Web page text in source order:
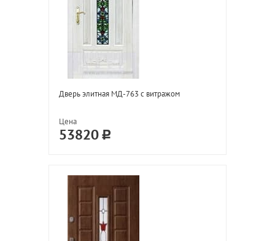
Дверь элитная МД-763 с витражом
Цена
53820